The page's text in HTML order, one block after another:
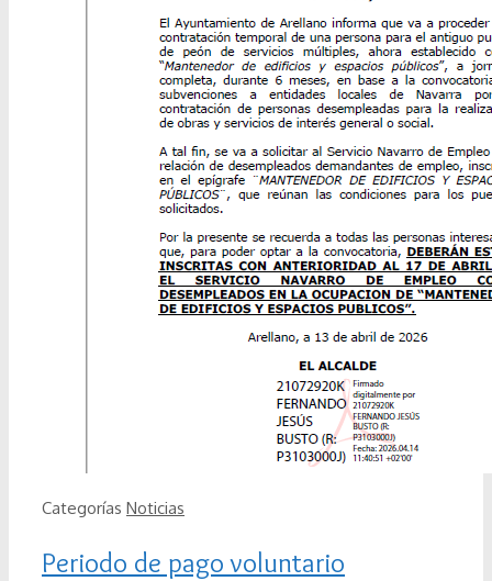
Categorías Noticias
Periodo de pago voluntario